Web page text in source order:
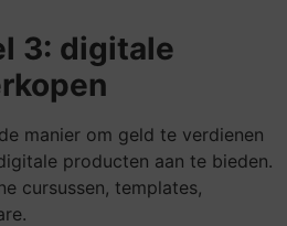
3: digitale
manier om geld te verdienen
producten aan te bieden.
cursussen, templates,